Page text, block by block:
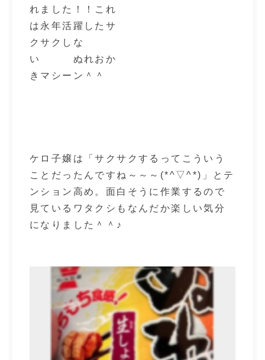
れました！！これ
は永年活躍したサ
クサクしな
い ぬれおか
きマシーン＾＾
ケロ子嬢は「サクサクするってこういう
ことだったんですね～～～(*^▽^*)」とテ
ンション高め。面白そうに作業するので
見ているワタクシもなんだか楽しい気分
になりました＾＾♪